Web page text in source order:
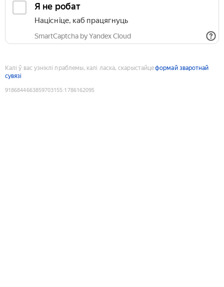
Я не робат
Націсніце, каб працягнуць
SmartCaptcha by Yandex Cloud
Калі ў вас узніклі праблемы, калі ласка, скарыстайцеформай зваротнай
сувязі
9186844663859703155:1786162095